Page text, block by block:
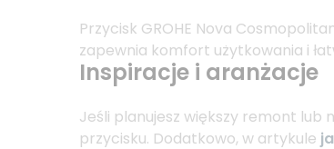
Przycisk GROHE Nova
zapewnia komfort użytkowania i
Inspiracje i aranżacje
Jeśli planujesz większy remont lub
przycisku. Dodatkowo, w artykule